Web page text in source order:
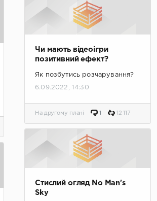
Чи мають відеоігри
позитивний ефект?
Як позбутись розчарування?
6.09.2022, 14:30
На другому плані 1 12 117
Стислий огляд No Man's
Sky